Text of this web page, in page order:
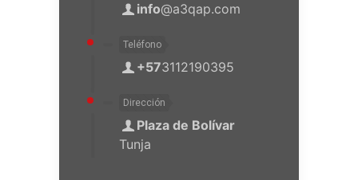
info@a3qap.com
Teléfono
+573112190395
Dirección
Plaza de Bolívar
Tunja